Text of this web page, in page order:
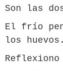
Son las
El frío
los huevos.